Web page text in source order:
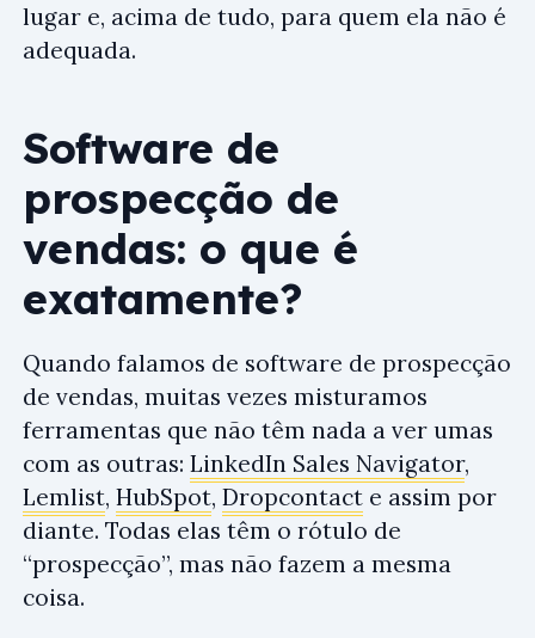
lugar e, acima de tudo, para quem ela não é
adequada.
Software de
prospecção de
vendas: o que é
exatamente?
Quando falamos de software de prospecção
de vendas, muitas vezes misturamos
ferramentas que não têm nada a ver umas
com as outras: LinkedIn Sales Navigator,
Lemlist, HubSpot, Dropcontact e assim por
diante. Todas elas têm o rótulo de
“prospecção”, mas não fazem a mesma
coisa.